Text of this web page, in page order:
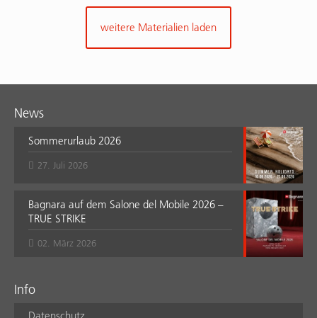
weitere Materialien laden
News
Sommerurlaub 2026
27. Juli 2026
Bagnara auf dem Salone del Mobile 2026 –
TRUE STRIKE
02. März 2026
Info
Datenschutz